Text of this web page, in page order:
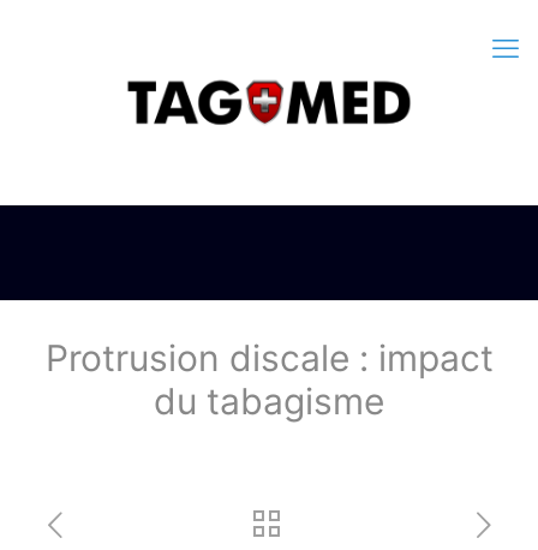
Protrusion discale : impact
du tabagisme